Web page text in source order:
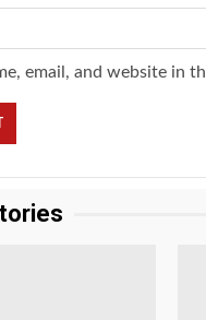
email, and website in